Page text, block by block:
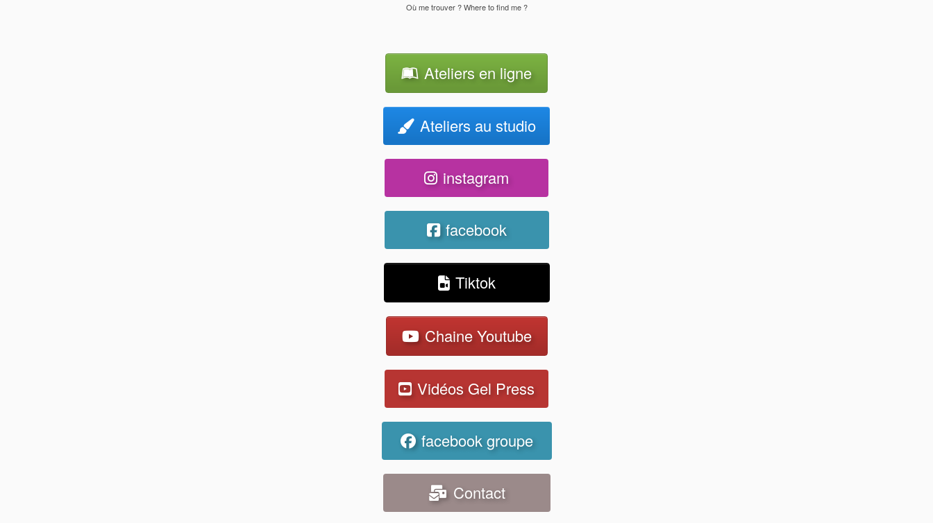
Où me trouver ? Where to find me ?
Ateliers en ligne
Ateliers au studio
instagram
facebook
Tiktok
Chaine Youtube
Vidéos Gel Press
facebook groupe
Contact